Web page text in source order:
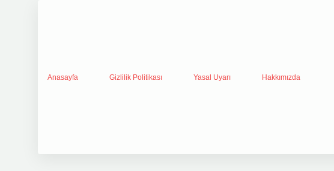
Anasayfa Gizlilik Politikası Yasal Uyarı Hakkımızda